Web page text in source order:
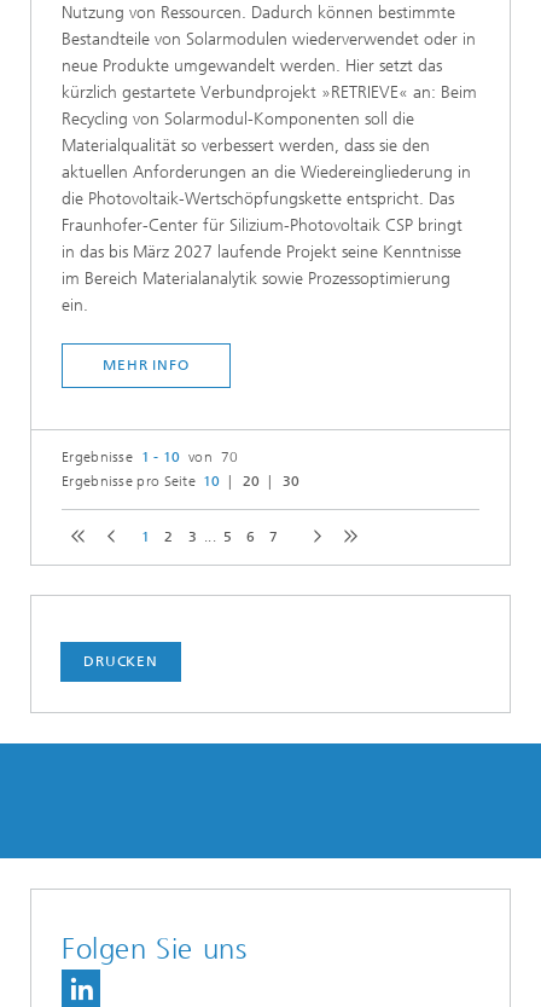
Nutzung von Ressourcen. Dadurch können bestimmte
Bestandteile von Solarmodulen wiederverwendet oder in
neue Produkte umgewandelt werden. Hier setzt das
kürzlich gestartete Verbundprojekt »RETRIEVE« an: Beim
Recycling von Solarmodul-Komponenten soll die
Materialqualität so verbessert werden, dass sie den
aktuellen Anforderungen an die Wiedereingliederung in
die Photovoltaik-Wertschöpfungskette entspricht. Das
Fraunhofer-Center für Silizium-Photovoltaik CSP bringt
in das bis März 2027 laufende Projekt seine Kenntnisse
im Bereich Materialanalytik sowie Prozessoptimierung
ein.
MEHR INFO
Ergebnisse 1 - 10 von 70
Ergebnisse pro Seite 10 20 30
1 2 3 5 6 7
DRUCKEN
Folgen Sie uns